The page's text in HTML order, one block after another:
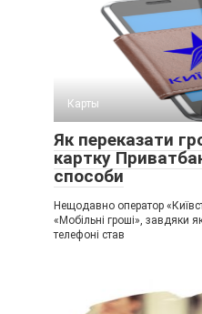
Карты
Як переказати
картку
способи
Нещодавно оператор
«Мобільні гроші», завдяки
телефоні став